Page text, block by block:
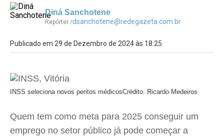
Diná Sanchotene
Repórter /dsanchotene@redegazeta.com.br
Publicado em 29 de Dezembro de 2024 às 18:25
INSS seleciona novos peritos médicosCrédito: Ricardo Medeiros
Quem tem como meta para 2025 conseguir um
emprego no setor público já pode começar a